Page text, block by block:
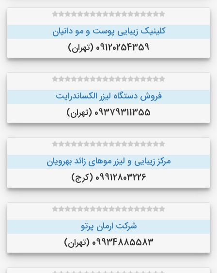
کلینیک زیبایی پوست و مو دانیان
09120254359 (تهران)
فروش دستگاه لیزر الکساندرایت
09379311355 (تهران)
مرکز زیبایی و لیزر موهای زائد بهرویان
09912803226 (کرج)
شرکت ارمان پرتو
09934885583 (تهران)